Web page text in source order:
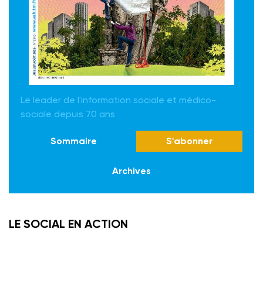
Le leader de l'information sociale et médico-
sociale depuis 70 ans
Sommaire S'abonner
Archives
LE SOCIAL EN ACTION